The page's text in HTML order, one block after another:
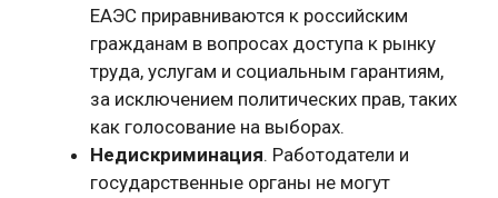
ЕАЭС приравниваются к российским
гражданам в вопросах доступа к рынку
труда, услугам и социальным гарантиям,
за исключением политических прав, таких
как голосование на выборах.
Недискриминация. Работодатели и
государственные органы не могут